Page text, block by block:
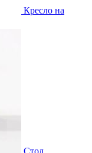
Кресло на
Стол